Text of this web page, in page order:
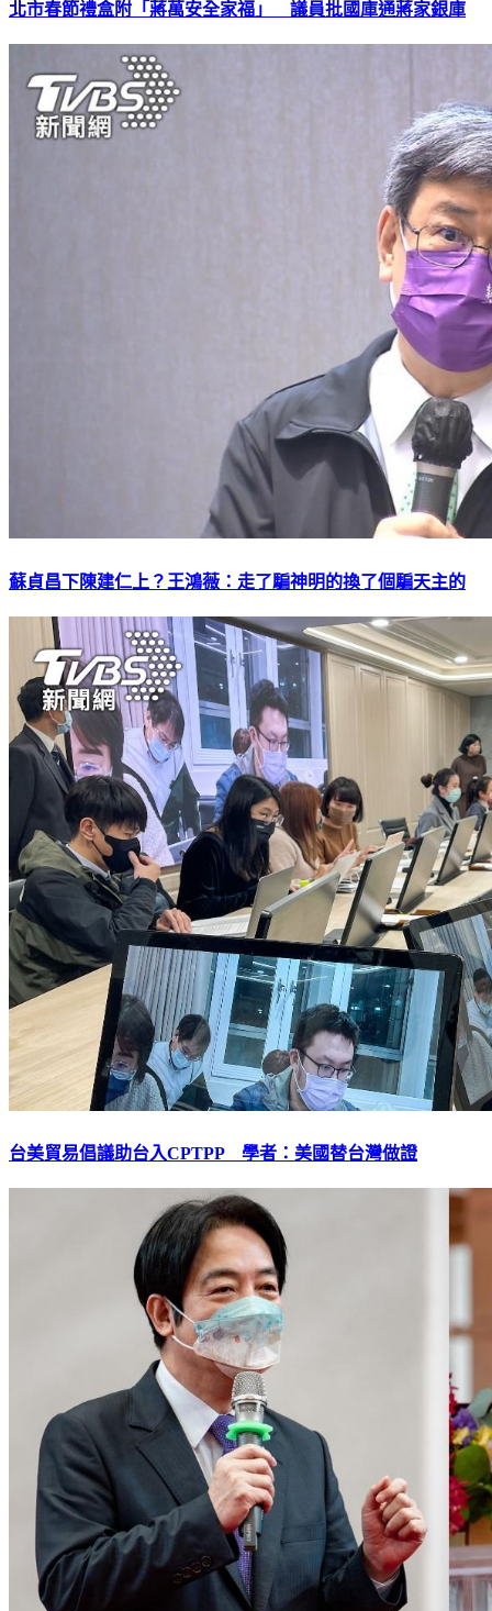
北市春節禮盒附「蔣萬安全家福」 議員批國庫通蔣家銀庫
蘇貞昌下陳建仁上？王鴻薇：走了騙神明的換了個騙天主的
台美貿易倡議助台入CPTPP 學者：美國替台灣做證